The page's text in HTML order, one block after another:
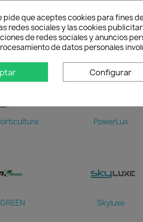
Lucius
PowerLux
Skyluxe
pide que aceptes cookies para fines
redes sociales y las cookies
de redes sociales y anuncios
de datos personales
Configurar